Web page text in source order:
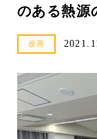
のある熱源
改善